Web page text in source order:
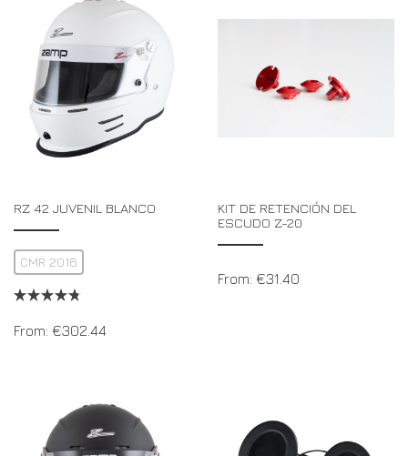
RZ 42 JUVENIL BLANCO
CMR 2016
From: €302.44
KIT DE RETENCIÓN DEL
ESCUDO Z-20
From: €31.40